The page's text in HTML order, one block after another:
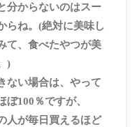
分からないのはスー
らね。(絶対に美味し
て、食べたやつが美
)
ない場合は、やって
100％ですが、
人が毎日買えるほど